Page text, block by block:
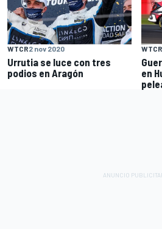
WTCR2 nov 2020
Urrutia se luce con tres
podios en Aragón
WTCR
en